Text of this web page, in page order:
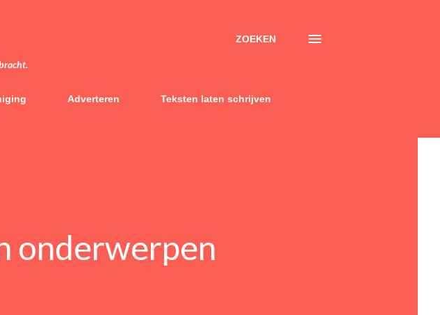
ZOEKEN
Adverteren Teksten laten schrijven
onderwerpen